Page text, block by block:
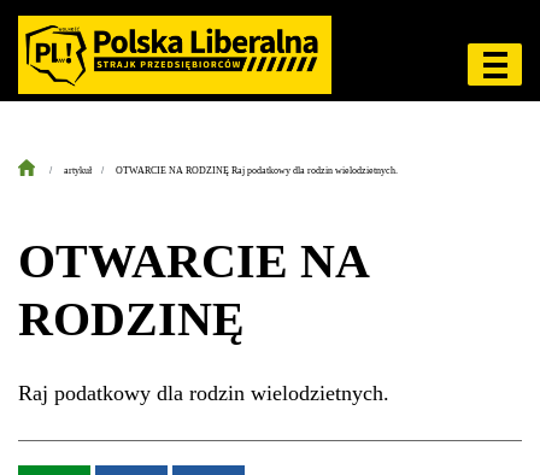
artykuł OTWARCIE NA RODZINĘ Raj podatkowy dla rodzin wielodzietnych.
OTWARCIE NA
RODZINĘ
Raj podatkowy dla rodzin wielodzietnych.